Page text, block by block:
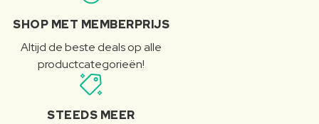
SHOP MET MEMBERPRIJS
Altijd de beste deals op alle
productcategorieën!
STEEDS MEER